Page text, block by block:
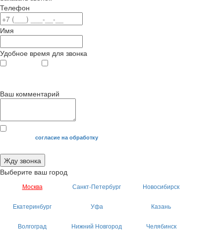
Телефон
Имя
Удобное время для звонка
Ваш комментарий
Я даю своесогласие на обработку
Жду звонка
Выберите ваш город
Москва Санкт-Петербург Новосибирск
Екатеринбург Уфа Казань
Волгоград Нижний Новгород Челябинск